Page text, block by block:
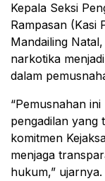
Kepala Seksi
Rampasan (Kasi
Mandailing
narkotika
dalam
“Pemusnahan
pengadilan yang
komitmen
menjaga
hukum,” ujarnya.